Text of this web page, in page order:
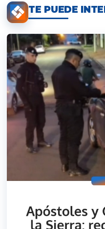
TE PUEDE